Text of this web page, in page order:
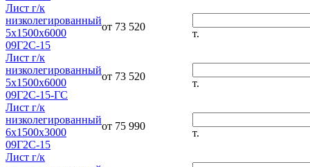
Лист г/к
низколегированный
5х1500х6000
09Г2С-15
от 73 520
т.
Лист г/к
низколегированный
5х1500х6000
09Г2С-15-ГС
от 73 520
т.
Лист г/к
низколегированный
6х1500х3000
09Г2С-15
от 75 990
т.
Лист г/к